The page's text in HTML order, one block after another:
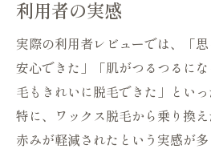
利用者の実感
実際の利用者レビューでは、「
安心できた」「肌がつるつるに
毛もきれいに脱毛できた」といっ
特に、ワックス脱毛から乗り換
赤みが軽減されたという実感が多